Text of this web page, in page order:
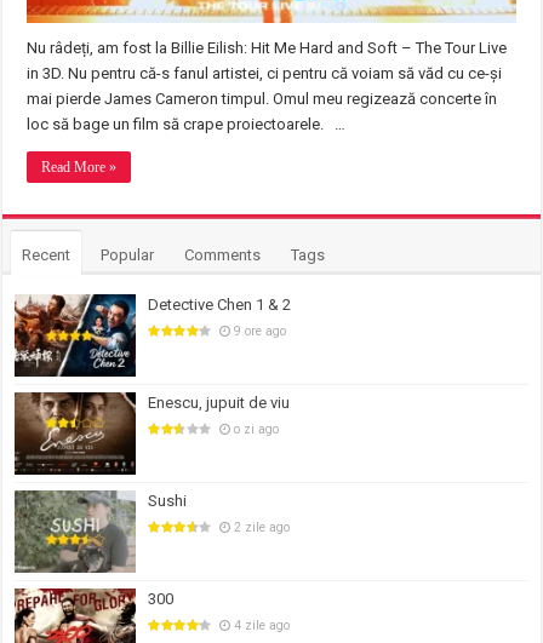
Nu râdeți, am fost la Billie Eilish: Hit Me Hard and Soft – The Tour Live
in 3D. Nu pentru că-s fanul artistei, ci pentru că voiam să văd cu ce-și
mai pierde James Cameron timpul. Omul meu regizează concerte în
loc să bage un film să crape proiectoarele. …
Read More »
Recent Popular Comments Tags
Detective Chen 1 & 2
9 ore ago
Enescu, jupuit de viu
o zi ago
Sushi
2 zile ago
300
4 zile ago